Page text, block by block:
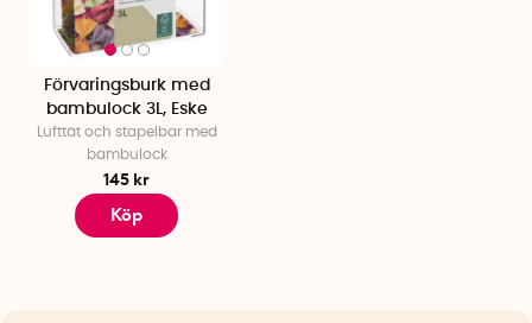
Förvaringsburk med
bambulock 3L, Eske
Lufttät och stapelbar med
bambulock
145 kr
Köp